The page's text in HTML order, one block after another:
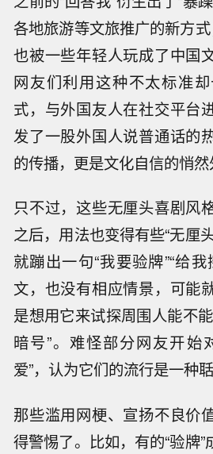
各地旅游等文旅推广的新方
也被一些年轻人玩成了中国
网友们利用这种不太标准
式，与外国友人在社交平台
发了一股外国人说普通话的
的传播，更是文化自信的悄然
只不过，这些无厘头喜剧风
之后，用法也变得有些“无厘
就蹦出一句“我要验牌”“给
文，也没有相应情景，可能
是想用它来试探周围人能不
暗号”。难怪部分网友开始
爱”，认为它们的流行是一种聒
那些滥用网梗、宣扬不良价
得警惕了。比如，有的“验牌